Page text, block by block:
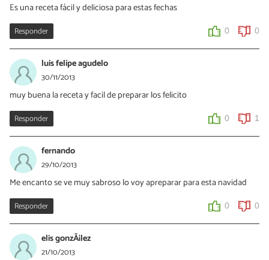
Es una receta fácil y deliciosa para estas fechas
Responder 0 0
luis felipe agudelo
30/11/2013
muy buena la receta y facil de preparar los felicito
Responder 0 1
fernando
29/10/2013
Me encanto se ve muy sabroso lo voy apreparar para esta navidad
Responder 0 0
elis gonzÃ¡lez
21/10/2013